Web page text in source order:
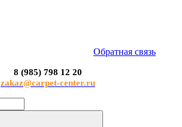
Обратная связь
8 (985) 798 12 20
zakaz@carpet-center.ru